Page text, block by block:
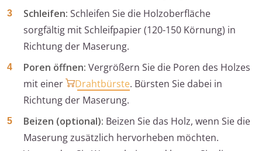
Schleifen: Schleifen Sie die Holzoberfläche
sorgfältig mit Schleifpapier (120-150 Körnung) in
Richtung der Maserung.
Poren öffnen: Vergrößern Sie die Poren des Holzes
mit einer
Drahtbürste. Bürsten Sie dabei in
Richtung der Maserung.
Beizen (optional): Beizen Sie das Holz, wenn Sie die
Maserung zusätzlich hervorheben möchten.